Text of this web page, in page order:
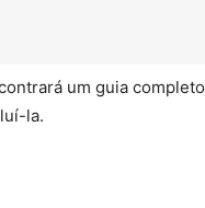
um guia completo
la.